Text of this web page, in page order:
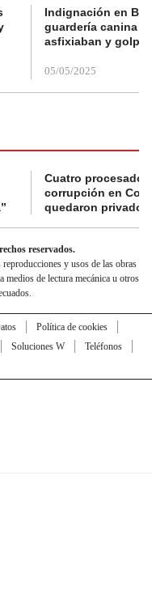
Indignación en
guardería canina
asfixiaban y
05/05/2025
Cuatro
corrupción en
quedaron
reservados.
y usos de las obras
medios de lectura mecánica u otros
Política de cookies
Soluciones W
Teléfonos